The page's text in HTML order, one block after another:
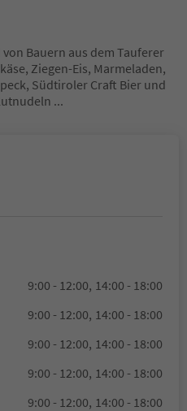
Bauern aus dem Tauferer
Ziegen-Eis, Marmeladen,
Südtiroler Craft Bier und
...
9:00 - 12:00, 14:00 - 18:00
9:00 - 12:00, 14:00 - 18:00
9:00 - 12:00, 14:00 - 18:00
9:00 - 12:00, 14:00 - 18:00
9:00 - 12:00, 14:00 - 18:00